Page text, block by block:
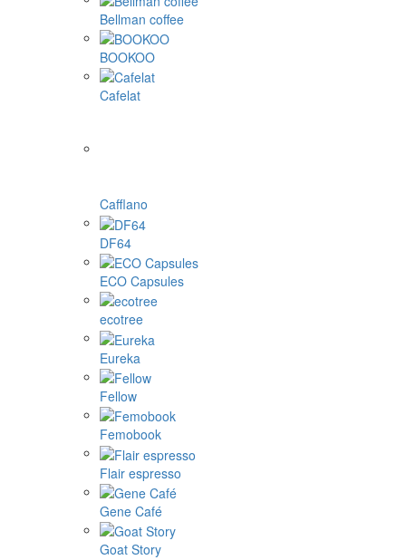
Bellman coffee
BOOKOO
Cafelat
Cafflano
DF64
ECO Capsules
ecotree
Eureka
Fellow
Femobook
Flair espresso
Gene Café
Goat Story